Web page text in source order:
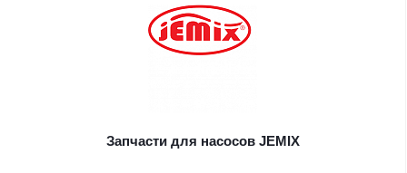
Запчасти для насосов JEMIX